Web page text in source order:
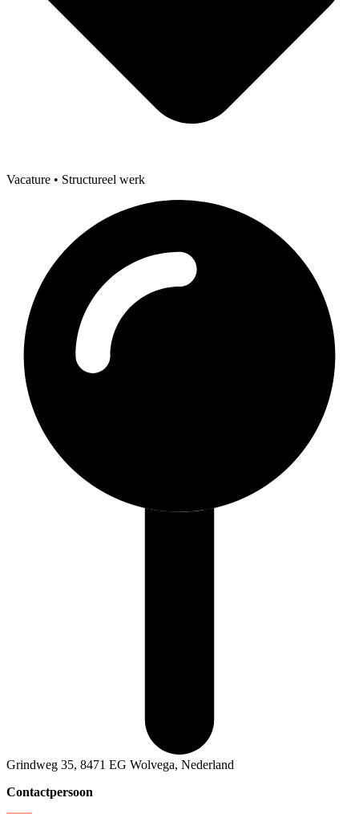
Vacature • Structureel werk
Grindweg 35, 8471 EG Wolvega, Nederland
Contactpersoon